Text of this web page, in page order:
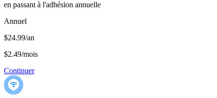
en passant à l'adhésion annuelle
Annuel
$24.99/an
$2.49/mois
Continuer